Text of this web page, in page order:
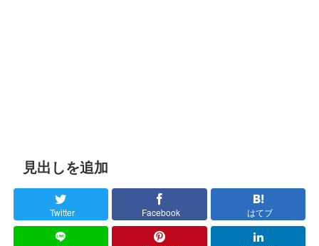
見出しを追加
Twitter Facebook はてブ